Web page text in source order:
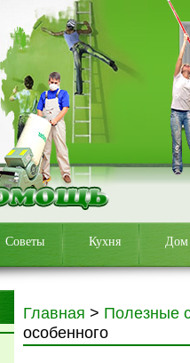
Советы Кухня Дом
Главная > Полезные
особенного